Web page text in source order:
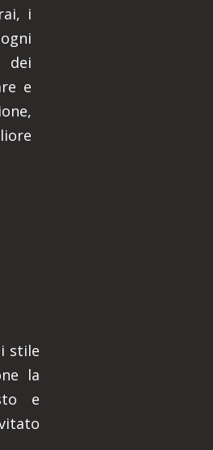
i
dei
e
stile
la
e